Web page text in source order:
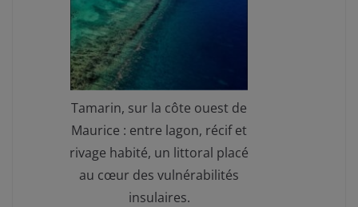
Tamarin, sur la côte ouest de
Maurice : entre lagon, récif et
rivage habité, un littoral placé
au cœur des vulnérabilités
insulaires.